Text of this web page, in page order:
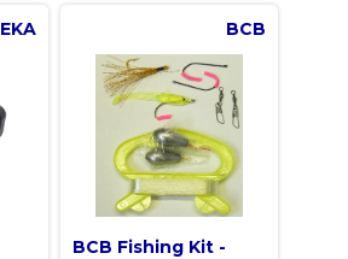
EKA BCB
BCB Fishing Kit -